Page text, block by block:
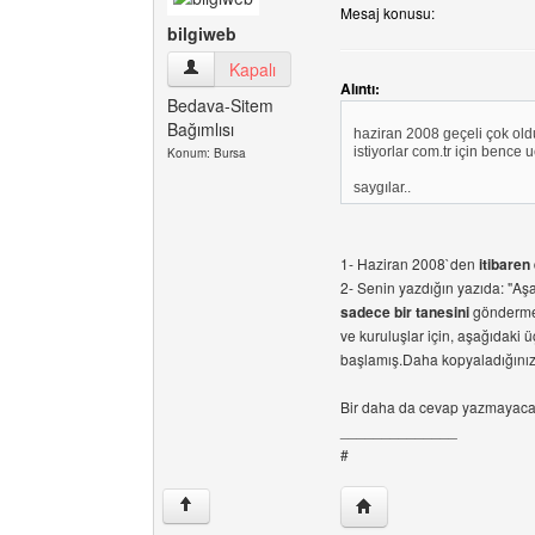
bilgiweb
bilgiweb Kullanıcının profilini görüntüle
Kapalı
Bedava-Sitem
Bağımlısı
Konum: Bursa
Mesaj konusu:
Alıntı:
haziran 2008 geçeli çok
istiyorlar com.tr için bence
saygılar..
1- Haziran 2008`den itibaren
2- Senin yazdığın yazıda:
sadece bir tanesini
ve kuruluşlar için, aşağıdaki
başlamış.Daha
Bir daha da cevap
#
↑ Yazarın web sitesini